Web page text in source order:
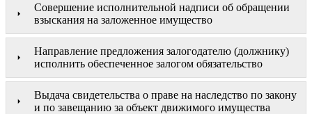
Совершение исполнительной надписи об обращении
взыскания на заложенное имущество
Направление предложения залогодателю (должнику)
исполнить обеспеченное залогом обязательство
Выдача свидетельства о праве на наследство по закону
и по завещанию за объект движимого имущества